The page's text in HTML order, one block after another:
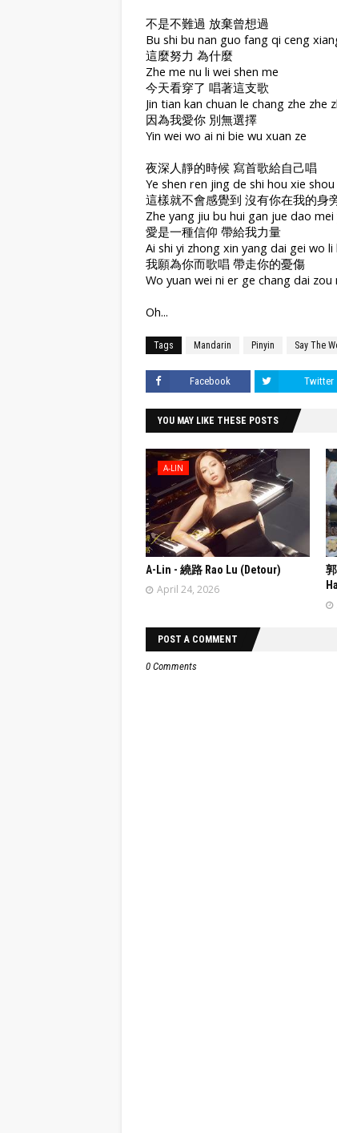
不是不難過 放棄曾想過
Bu shi bu nan guo fang qi ceng
這麼努力 為什麼
Zhe me nu li wei shen me
今天看穿了 唱著這支歌
Jin tian kan chuan le chang zhe zhe
因為我愛你 別無選擇
Yin wei wo ai ni bie wu xuan ze
夜深人靜的時候 寫首歌給自己唱
Ye shen ren jing de shi hou xie
這樣就不會感覺到 沒有你在我的身
Zhe yang jiu bu hui gan jue dao
愛是一種信仰 帶給我力量
Ai shi yi zhong xin yang dai gei wo li
我願為你而歌唱 帶走你的憂傷
Wo yuan wei ni er ge chang dai zou
Oh...
Tags Mandarin Pinyin Say The
Facebook Twitter
YOU MAY LIKE THESE POSTS
A-LIN
A-Lin - 繞路 Rao Lu (Detour)
April 24, 2026
POST A COMMENT
0 Comments